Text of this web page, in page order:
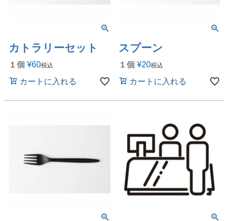
カトラリーセット
１個 ¥60税込
カートに入れる
スプーン
１個 ¥20税込
カートに入れる